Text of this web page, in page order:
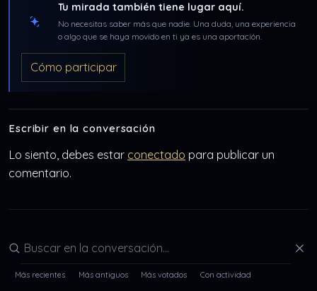
Tu mirada también tiene lugar aquí.
No necesitas saber más que nadie. Una duda, una experiencia
o algo que se haya movido en ti ya es una aportación.
Cómo participar
Escribir en la conversación
Lo siento, debes estar conectado para publicar un
comentario.
Buscar en la conversación
Más recientes Más antiguos Más votados Con actividad